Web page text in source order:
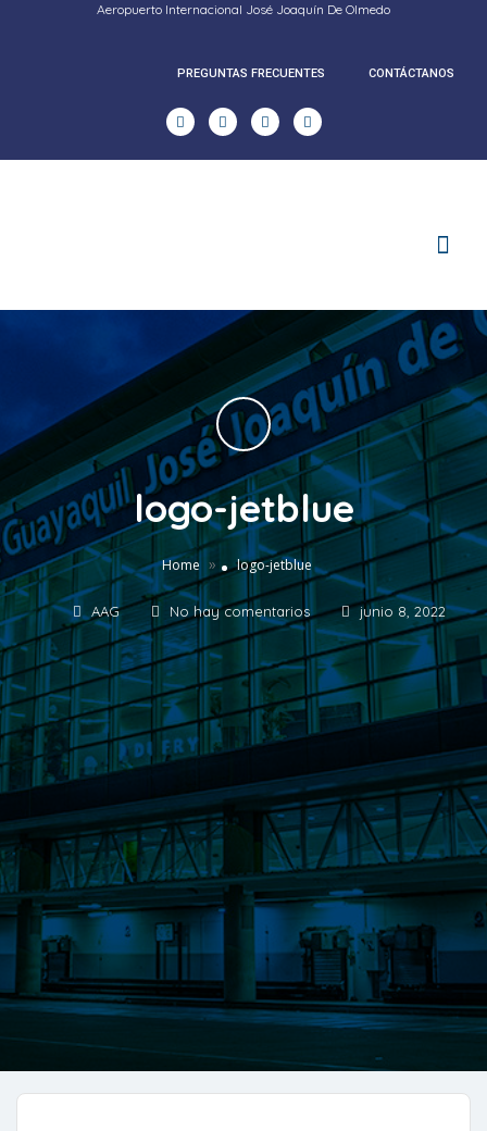
Aeropuerto Internacional José Joaquín De Olmedo
PREGUNTAS FRECUENTES CONTÁCTANOS
logo-jetblue
Home » logo-jetblue
AAG No hay comentarios junio 8, 2022